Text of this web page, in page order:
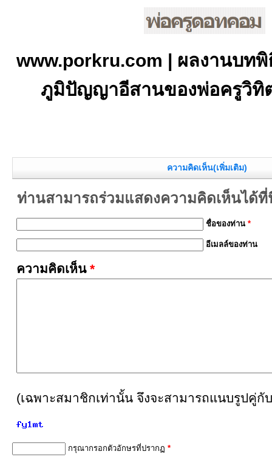
www.porkru.com | ผลงานบท
ภูมิปัญญาอีสานของพ่อครูวิทิ
ความคิดเห็น(เพิ่มเติม)
ท่านสามารถร่วมแสดงความคิดเห็นได้ที่
ชื่อของท่าน*
อีเมลล์ของท่าน
ความคิดเห็น *
(เฉพาะสมาชิกเท่านั้น จึงจะสามารถแนบรูปคู่กั
กรุณากรอกตัวอักษรที่ปรากฏ *